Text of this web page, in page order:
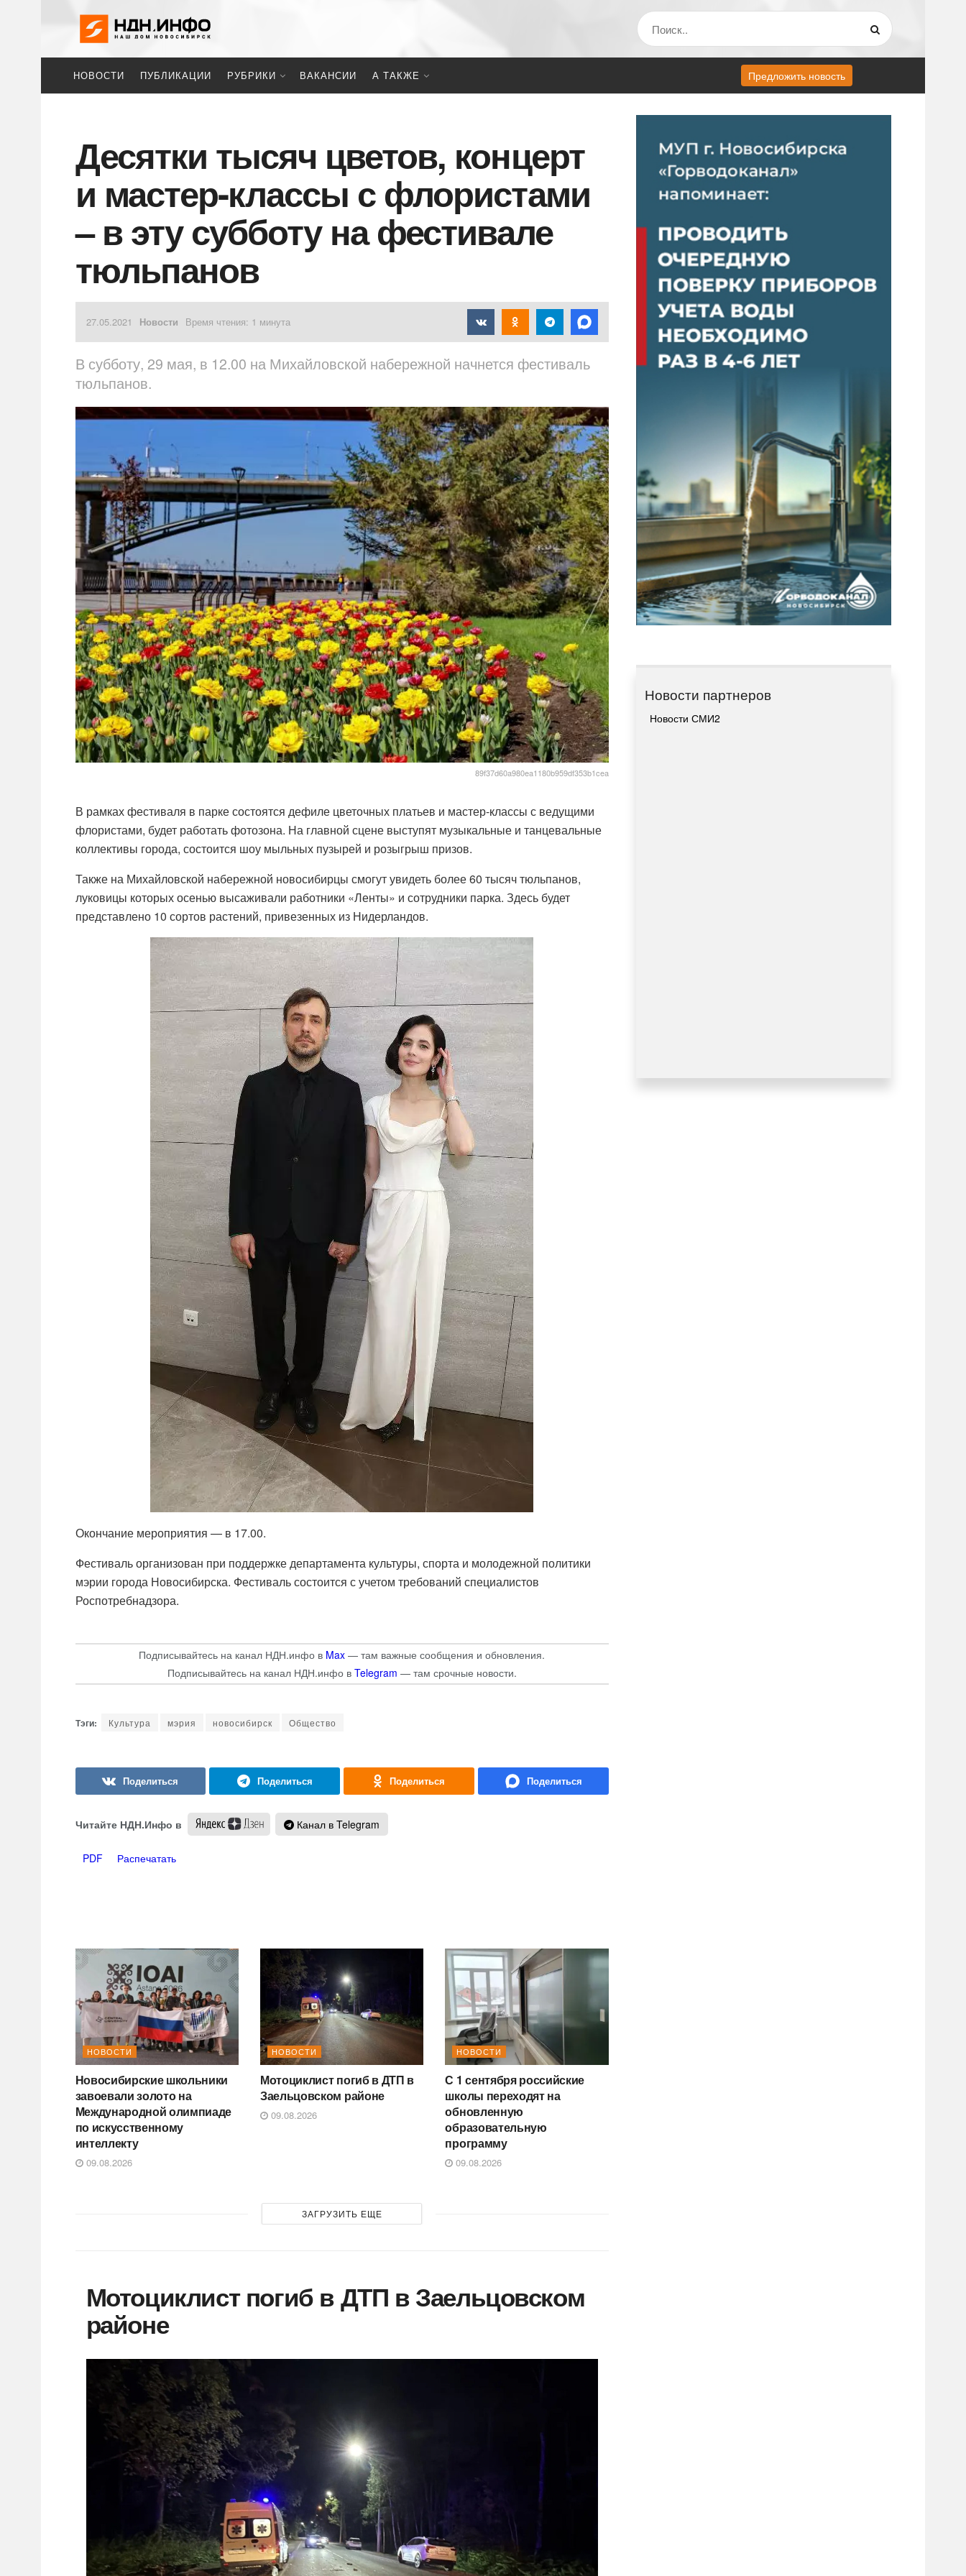
НОВОСТИ ПУБЛИКАЦИИ РУБРИКИ ВАКАНСИИ А ТАКЖЕ Предложить новость
Десятки тысяч цветов, концерт
и мастер-классы с флористами
– в эту субботу на фестивале
тюльпанов
27.05.2021 Новости Время чтения: 1 минута
В субботу, 29 мая, в 12.00 на Михайловской набережной начнется фестиваль
тюльпанов.
89f37d60a980ea1180b959df353b1cea
В рамках фестиваля в парке состоятся дефиле цветочных платьев и мастер-классы с ведущими
флористами, будет работать фотозона. На главной сцене выступят музыкальные и танцевальные
коллективы города, состоится шоу мыльных пузырей и розыгрыш призов.
Также на Михайловской набережной новосибирцы смогут увидеть более 60 тысяч тюльпанов,
луковицы которых осенью высаживали работники «Ленты» и сотрудники парка. Здесь будет
представлено 10 сортов растений, привезенных из Нидерландов.
Окончание мероприятия — в 17.00.
Фестиваль организован при поддержке департамента культуры, спорта и молодежной политики
мэрии города Новосибирска. Фестиваль состоится с учетом требований специалистов
Роспотребнадзора.
Подписывайтесь на канал НДН.инфо в Max — там важные сообщения и обновления.
Подписывайтесь на канал НДН.инфо в Telegram — там срочные новости.
Культура мэрия новосибирск Общество
Читайте НДН.Инфо в Канал в Telegram
PDF Распечатать
НОВОСТИ
Новосибирские школьники
завоевали золото на
Международной олимпиаде
по искусственному
интеллекту
09.08.2026
НОВОСТИ
Мотоциклист погиб в ДТП в
Заельцовском районе
09.08.2026
НОВОСТИ
С 1 сентября российские
школы переходят на
обновленную
образовательную
программу
09.08.2026
ЗАГРУЗИТЬ ЕЩЕ
Мотоциклист погиб в ДТП в Заельцовском
районе
Новости партнеров
Новости СМИ2